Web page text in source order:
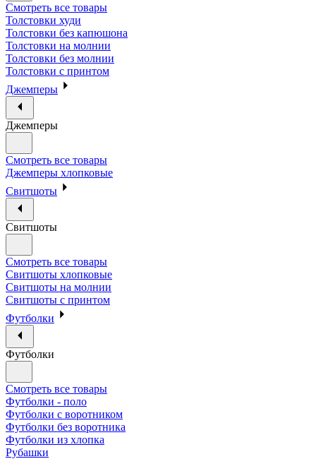
Смотреть все товары
Толстовки худи
Толстовки без капюшона
Толстовки на молнии
Толстовки без молнии
Толстовки с принтом
Джемперы
Джемперы
Смотреть все товары
Джемперы хлопковые
Свитшоты
Свитшоты
Смотреть все товары
Свитшоты хлопковые
Свитшоты на молнии
Свитшоты с принтом
Футболки
Футболки
Смотреть все товары
Футболки - поло
Футболки с воротником
Футболки без воротника
Футболки из хлопка
Рубашки